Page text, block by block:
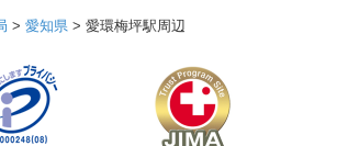
> 愛知県 > 愛環梅坪駅周辺